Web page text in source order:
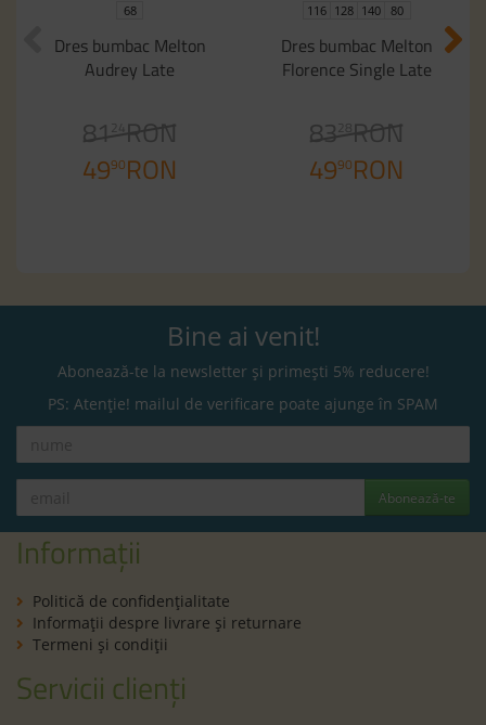
68
Dres bumbac Melton
Audrey Late
8124 RON
4990RON
116 128 140 80
Dres bumbac Melton
Florence Single Late
8328RON
4990RON
Bine ai venit!
Abonează-te la newsletter și primești 5% reducere!
PS: Atenție! mailul de verificare poate ajunge în SPAM
Abonează-te
Informații
Politică de confidenţialitate
Informaţii despre livrare și returnare
Termeni şi condiţii
Servicii clienți